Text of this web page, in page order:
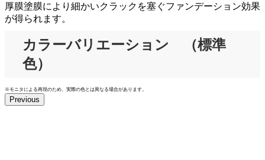
厚膜塗膜により細かいクラックを塞ぐファンデーション効果
が得られます。
カラーバリエーション （標準
色）
※モニタによる再現のため、実際の色とは異なる場合があります。
Previous